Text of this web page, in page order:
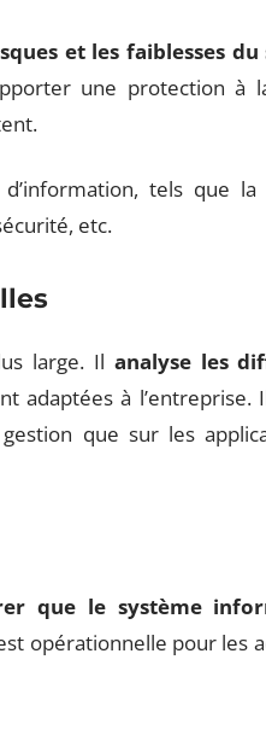
et les faiblesses du
une protection à
tels que la
etc.
large. Il analyse les
adaptées à l’entreprise.
que sur les
que le système
opérationnelle pour les